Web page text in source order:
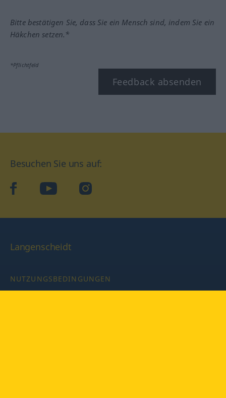
Bitte bestätigen Sie, dass Sie ein Mensch sind, indem Sie ein
Häkchen setzen.*
*Pflichtfeld
Feedback absenden
Besuchen Sie uns auf:
facebookYouTube Instagram
Langenscheidt
NUTZUNGSBEDINGUNGEN